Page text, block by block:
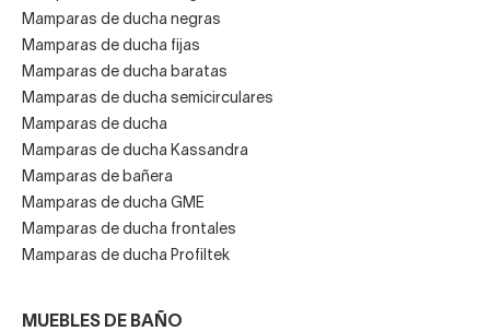
Mamparas de ducha negras
Mamparas de ducha fijas
Mamparas de ducha baratas
Mamparas de ducha semicirculares
Mamparas de ducha
Mamparas de ducha Kassandra
Mamparas de bañera
Mamparas de ducha GME
Mamparas de ducha frontales
Mamparas de ducha Profiltek
MUEBLES DE BAÑO